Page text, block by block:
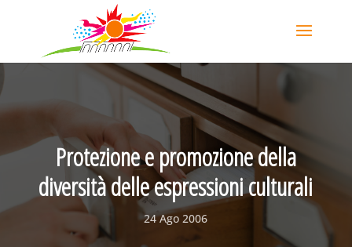
Protezione e promozione della
diversità delle espressioni culturali
24 Ago 2006